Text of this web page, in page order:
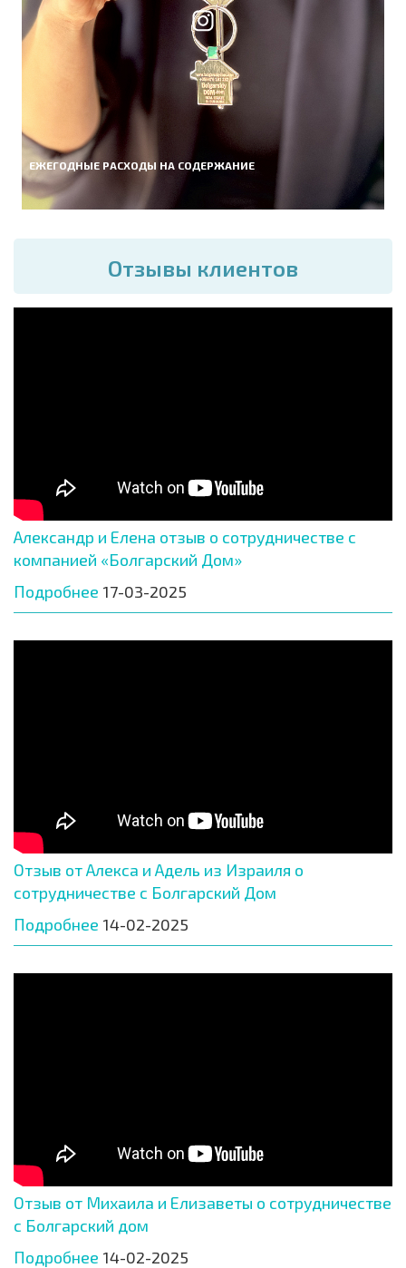
ЕЖЕГОДНЫЕ РАСХОДЫ НА СОДЕРЖАНИЕ
Отзывы клиентов
Александр и Елена отзыв о сотрудничестве с
компанией «Болгарский Дом»
Подробнее 17-03-2025
Отзыв от Алекса и Адель из Израиля о
сотрудничестве с Болгарский Дом
Подробнее 14-02-2025
Отзыв от Михаила и Елизаветы о сотрудничестве
с Болгарский дом
Подробнее 14-02-2025